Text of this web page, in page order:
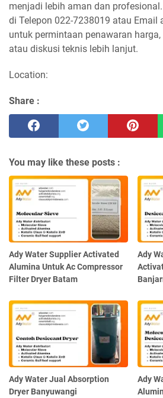
menjadi lebih aman dan
di Telepon 022-7238019 atau Email
untuk permintaan penawaran
atau diskusi teknis lebih lanjut.
Location:
Share :
You may like these posts :
Ady Water Supplier Activated
Alumina Untuk Ac Compressor
Filter Dryer Batam
Ady
Ady Water Jual Absorption
Dryer Banyuwangi
Ady